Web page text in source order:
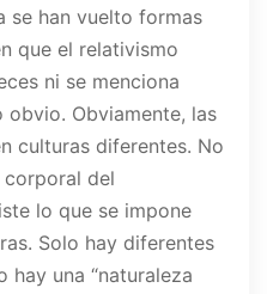
se han vuelto formas
que el relativismo
ni se menciona
obvio. Obviamente, las
culturas diferentes. No
corporal del
lo que se impone
Solo hay diferentes
hay una “naturaleza